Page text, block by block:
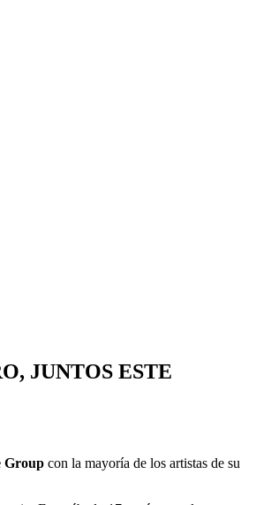
JUNTOS ESTE
Group con la mayoría de los artistas de su